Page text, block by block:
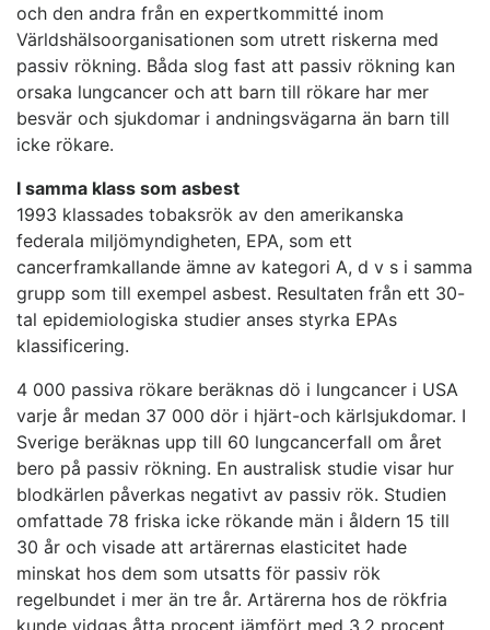
och den andra från en expertkommitté inom
Världshälsoorganisationen som utrett riskerna med
passiv rökning. Båda slog fast att passiv rökning kan
orsaka lungcancer och att barn till rökare har mer
besvär och sjukdomar i andningsvägarna än barn till
icke rökare.
I samma klass som asbest
1993 klassades tobaksrök av den amerikanska
federala miljömyndigheten, EPA, som ett
cancerframkallande ämne av kategori A, d v s i samma
grupp som till exempel asbest. Resultaten från ett 30-
tal epidemiologiska studier anses styrka EPAs
klassificering.
4 000 passiva rökare beräknas dö i lungcancer i USA
varje år medan 37 000 dör i hjärt-och kärlsjukdomar. I
Sverige beräknas upp till 60 lungcancerfall om året
bero på passiv rökning. En australisk studie visar hur
blodkärlen påverkas negativt av passiv rök. Studien
omfattade 78 friska icke rökande män i åldern 15 till
30 år och visade att artärernas elasticitet hade
minskat hos dem som utsatts för passiv rök
regelbundet i mer än tre år. Artärerna hos de rökfria